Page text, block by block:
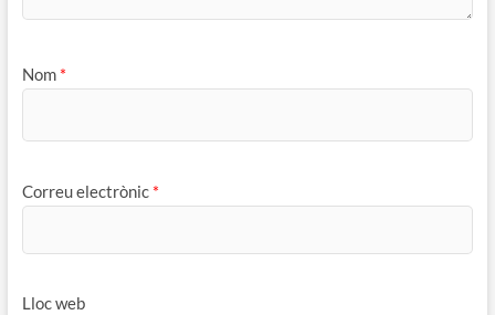
Nom *
Correu electrònic *
Lloc web